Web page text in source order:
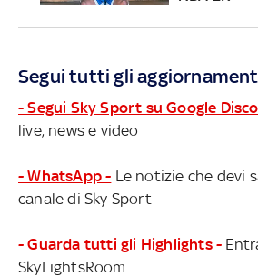
Segui tutti gli
- Segui Sky Sport su Google
live, news e video
- WhatsApp - Le notizie che devi
canale di Sky Sport
- Guarda tutti gli Highlights -
SkyLightsRoom